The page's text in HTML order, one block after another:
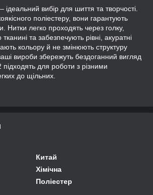
вибір для шиття та творчості.
поліестеру, вони гарантують
Нитки легко проходять через голку,
та забезпечують рівні, акуратні
кольору й не змінюють структуру
вироби збережуть бездоганний вигляд
для роботи з різними
до щільних.
Китай
Хімічна
Поліестер